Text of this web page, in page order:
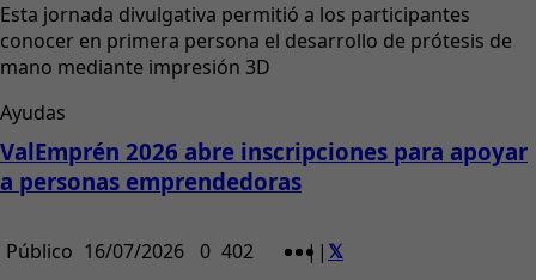
Esta jornada divulgativa permitió a los participantes
conocer en primera persona el desarrollo de prótesis de
mano mediante impresión 3D
Ayudas
ValEmprén 2026 abre inscripciones para apoyar
a personas emprendedoras
Público 16/07/2026 0 402 | |